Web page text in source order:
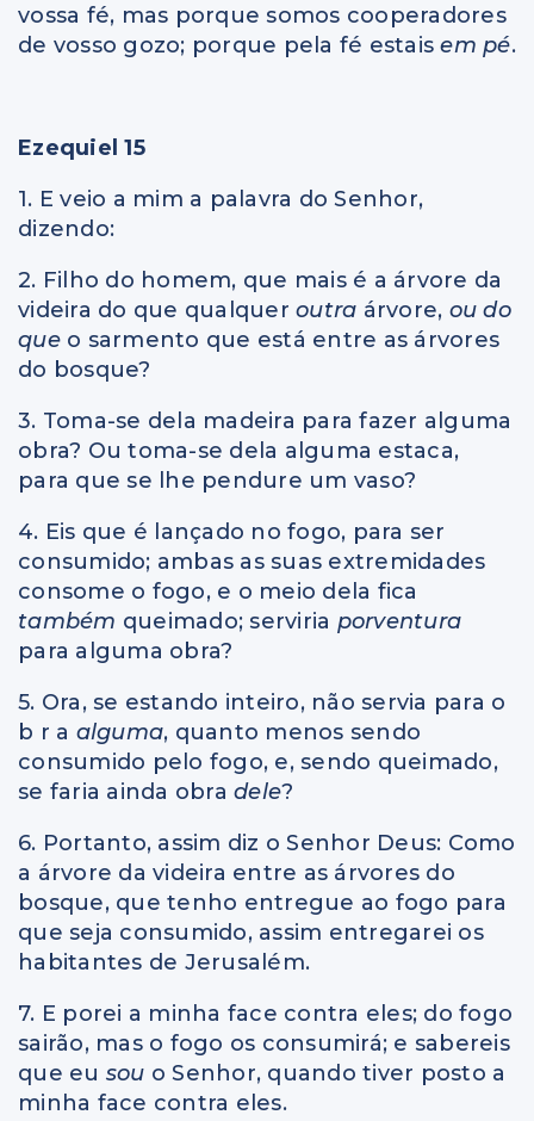
vossa fé, mas porque somos cooperadores
de vosso gozo; porque pela fé estaisem pé.
Ezequiel 15
1. E veio a mim a palavra do Senhor,
dizendo:
2. Filho do homem, que mais é a árvore da
videira do que qualquer outra árvore, ou do
que o sarmento que está entre as árvores
do bosque?
3. Toma-se dela madeira para fazer alguma
obra? Ou toma-se dela alguma estaca,
para que se lhe pendure um vaso?
4. Eis que é lançado no fogo, para ser
consumido; ambas as suas extremidades
consome o fogo, e o meio dela fica
também queimado; serviria porventura
para alguma obra?
5. Ora, se estando inteiro, não servia para o
b r a alguma, quanto menos sendo
consumido pelo fogo, e, sendo queimado,
se faria ainda obra dele?
6. Portanto, assim diz o Senhor Deus: Como
a árvore da videira entre as árvores do
bosque, que tenho entregue ao fogo para
que seja consumido, assim entregarei os
habitantes de Jerusalém.
7. E porei a minha face contra eles; do fogo
sairão, mas o fogo os consumirá; e sabereis
que eu sou o Senhor, quando tiver posto a
minha face contra eles.